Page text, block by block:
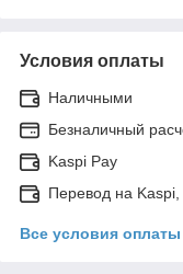
Условия оплаты
Наличными
Безналичный
Kaspi Pay
Перевод на Kaspi,
Все условия оплаты